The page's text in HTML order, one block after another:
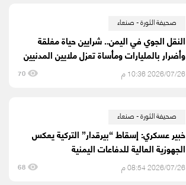
صحيفة الثورة - صنعاء
النقل الجوي في اليمن.. شرايين حياة مغلقة
وأضرار بالمليارات ومأساة تعزل ملايين المدنيين
2026/07/26 10:36 م 70
صحيفة الثورة - صنعاء
خبير عسكري: إسقاط “بيرقدار” التركية يعكس
الجهوزية العالية للدفاعات اليمنية
2026/07/26 08:54 م 68